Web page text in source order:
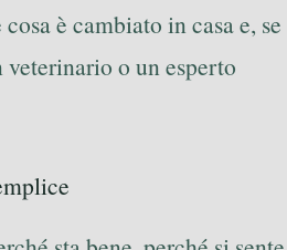
è cambiato in casa e, se
veterinario o un esperto